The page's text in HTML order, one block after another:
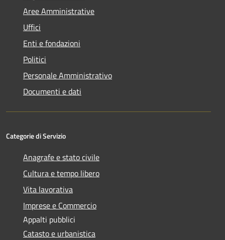
Aree Amministrative
Uffici
Enti e fondazioni
Politici
Personale Amministrativo
Documenti e dati
Categorie di Servizio
Anagrafe e stato civile
Cultura e tempo libero
Vita lavorativa
Imprese e Commercio
Appalti pubblici
Catasto e urbanistica